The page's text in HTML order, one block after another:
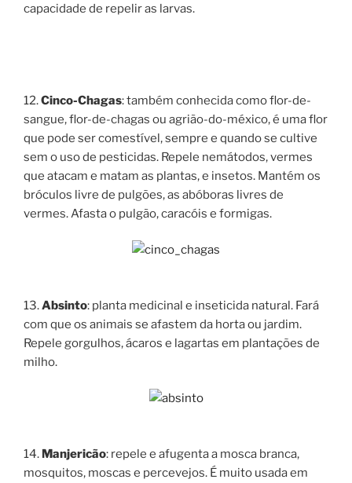
capacidade de repelir as larvas.
12.Cinco-Chagas: também conhecida como flor-de-
sangue, flor-de-chagas ou agrião-do-méxico, é uma flor
que pode ser comestível, sempre e quando se cultive
sem o uso de pesticidas. Repele nemátodos, vermes
que atacam e matam as plantas, e insetos. Mantém os
bróculos livre de pulgões, as abóboras livres de
vermes. Afasta o pulgão, caracóis e formigas.
13.Absinto: planta medicinal e inseticida natural. Fará
com que os animais se afastem da horta ou jardim.
Repele gorgulhos, ácaros e lagartas em plantações de
milho.
14. Manjericão: repele e afugenta a mosca branca,
mosquitos, moscas e percevejos. É muito usada em